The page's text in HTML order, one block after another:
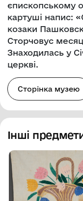
єпископському
картуші напис:
козаки
Сторчовус
Знаходилась у
церкві.
Сторінка музею
Інші